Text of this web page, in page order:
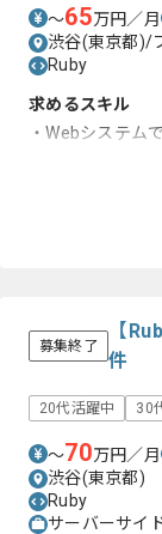
〜65万円／月
渋谷(東京都)/
Ruby
求めるスキル
・Webシステム
募集終了
【
件
20代活躍中 30
〜70万円／月
渋谷(東京都)
Ruby
サーバーサイ